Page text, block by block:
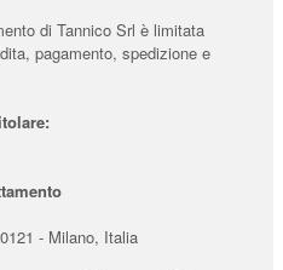
di Tannico Srl è limitata
pagamento, spedizione e
- Milano, Italia